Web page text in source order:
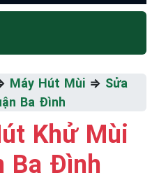
HÀNH MÁY
Máy Hút Mùi ⇒ Sửa
Ba Đình
Khử Mùi
Ba Đình